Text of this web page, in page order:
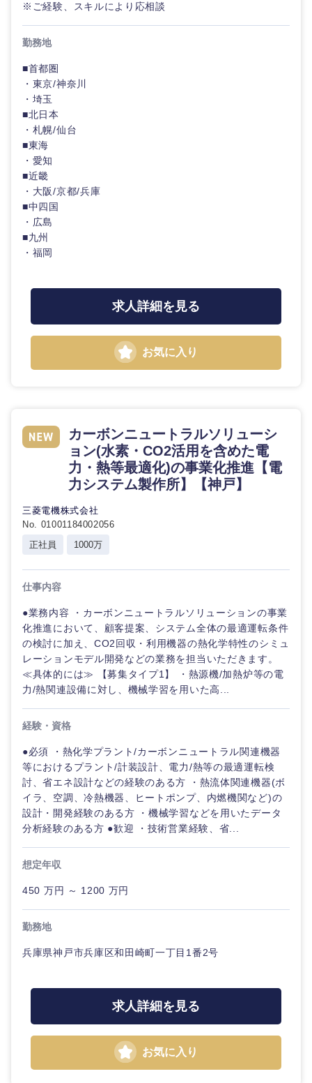
甲信越・北陸
新潟県 富山県
石川県 福井県
※ご経験、スキルにより応相談
勤務地
■首都圏
・東京/神奈川
・埼玉
■北日本
・札幌/仙台
■東海
・愛知
■近畿
・大阪/京都/兵庫
■中四国
・広島
■九州
・福岡
求人詳細を見る
お気に入り
カーボンニュートラルソリューシ
ョン(水素・CO2活用を含めた電
力・熱等最適化)の事業化推進【電
力システム製作所】【神戸】
三菱電機株式会社
No. 01001184002056
正社員
1000万
仕事内容
●業務内容 ・カーボンニュートラルソリューションの事業
化推進において、顧客提案、システム全体の最適運転条件
の検討に加え、CO2回収・利用機器の熱化学特性のシミュ
レーションモデル開発などの業務を担当いただきます。
≪具体的には≫ 【募集タイプ1】 ・熱源機/加熱炉等の電
力/熱関連設備に対し、機械学習を用いた高...
経験・資格
●必須 ・熱化学プラント/カーボンニュートラル関連機器
等におけるプラント/計装設計、電力/熱等の最適運転検
討、省エネ設計などの経験のある方 ・熱流体関連機器(ボ
イラ、空調、冷熱機器、ヒートポンプ、内燃機関など)の
設計・開発経験のある方 ・機械学習などを用いたデータ
分析経験のある方 ●歓迎 ・技術営業経験、省...
想定年収
450 万円 ～ 1200 万円
勤務地
兵庫県神戸市兵庫区和田崎町一丁目1番2号
求人詳細を見る
お気に入り